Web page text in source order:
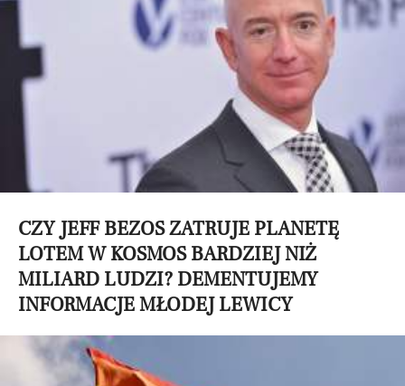
CZY JEFF BEZOS ZATRUJE PLANETĘ
LOTEM W KOSMOS BARDZIEJ NIŻ
MILIARD LUDZI? DEMENTUJEMY
INFORMACJE MŁODEJ LEWICY